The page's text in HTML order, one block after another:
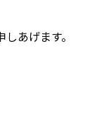
あげます。